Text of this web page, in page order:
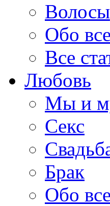
Волосы
Обо
Все
Любовь
Мы и
Секс
Брак
Обо